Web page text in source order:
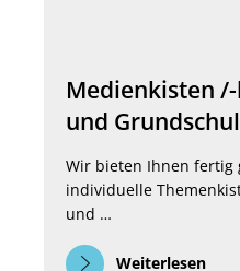
Medienkisten
und
Wir bieten Ihnen fertig
individuelle
und …
Weiterlesen